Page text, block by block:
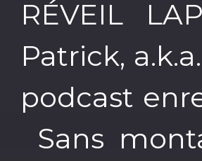
RÉVEIL
Patrick,
podcast
Sans